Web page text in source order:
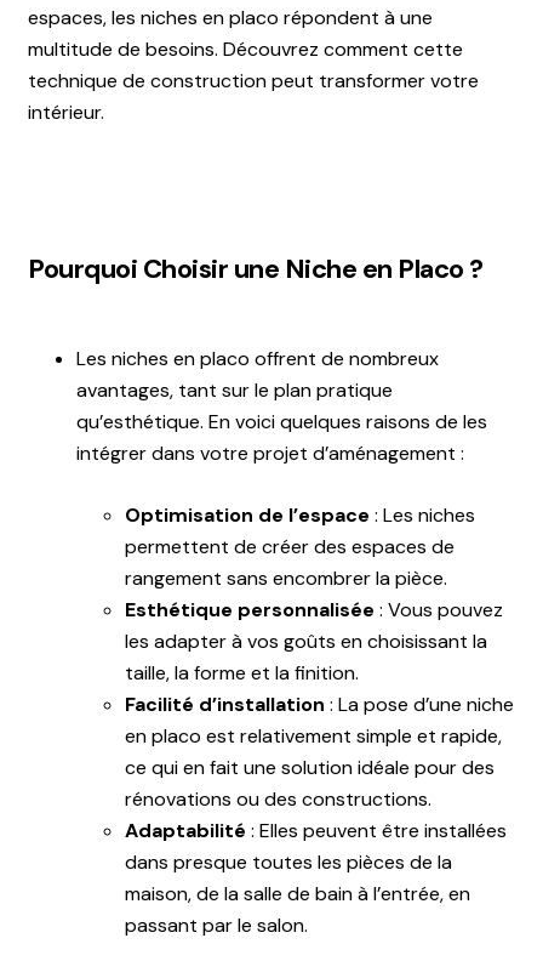
espaces, les niches en placo répondent à une
multitude de besoins. Découvrez comment cette
technique de construction peut transformer votre
intérieur.
Pourquoi Choisir une Niche en Placo ?
Les niches en placo offrent de nombreux
avantages, tant sur le plan pratique
qu’esthétique. En voici quelques raisons de les
intégrer dans votre projet d’aménagement :
Optimisation de l’espace : Les niches
permettent de créer des espaces de
rangement sans encombrer la pièce.
Esthétique personnalisée : Vous pouvez
les adapter à vos goûts en choisissant la
taille, la forme et la finition.
Facilité d’installation : La pose d’une niche
en placo est relativement simple et rapide,
ce qui en fait une solution idéale pour des
rénovations ou des constructions.
Adaptabilité : Elles peuvent être installées
dans presque toutes les pièces de la
maison, de la salle de bain à l’entrée, en
passant par le salon.